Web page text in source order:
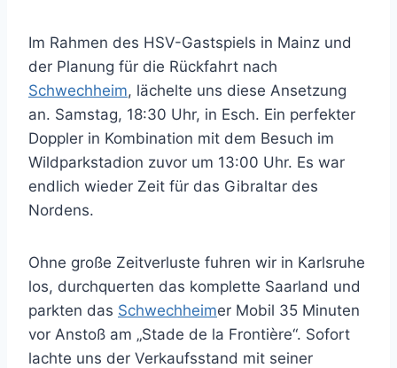
Im Rahmen des HSV-Gastspiels in Mainz und
der Planung für die Rückfahrt nach
Schwechheim, lächelte uns diese Ansetzung
an. Samstag, 18:30 Uhr, in Esch. Ein perfekter
Doppler in Kombination mit dem Besuch im
Wildparkstadion zuvor um 13:00 Uhr. Es war
endlich wieder Zeit für das Gibraltar des
Nordens.
Ohne große Zeitverluste fuhren wir in Karlsruhe
los, durchquerten das komplette Saarland und
parkten das Schwechheimer Mobil 35 Minuten
vor Anstoß am „Stade de la Frontière“. Sofort
lachte uns der Verkaufsstand mit seiner